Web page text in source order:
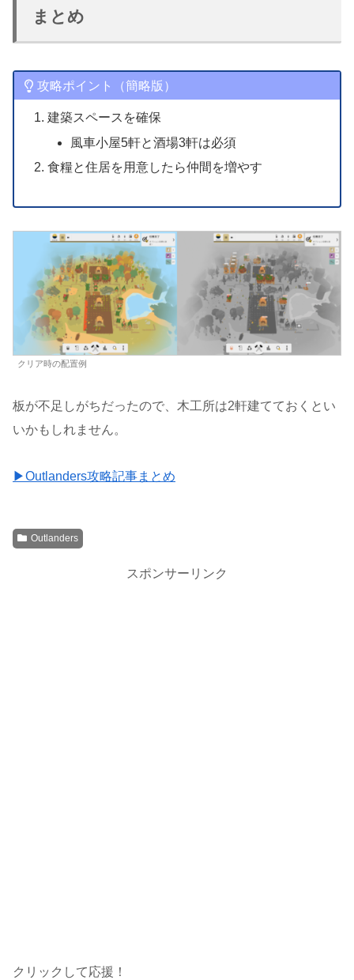
まとめ
攻略ポイント（簡略版）
建築スペースを確保
風車小屋5軒と酒場3軒は必須
食糧と住居を用意したら仲間を増やす
クリア時の配置例
板が不足しがちだったので、木工所は2軒建てておくとい
いかもしれません。
▶Outlanders攻略記事まとめ
Outlanders
スポンサーリンク
クリックして応援！